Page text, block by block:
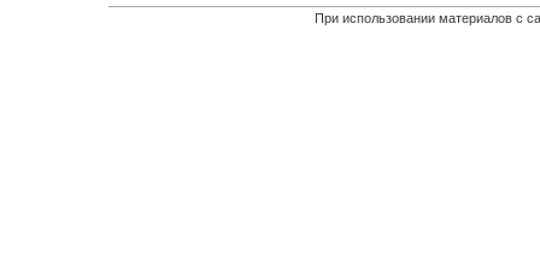
При использовании материалов с